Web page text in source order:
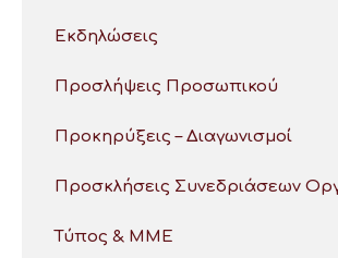
Εκδηλώσεις
Προσλήψεις Προσωπικού
Προκηρύξεις – Διαγωνισμοί
Προσκλήσεις Συνεδριάσεων
Τύπος & ΜΜΕ